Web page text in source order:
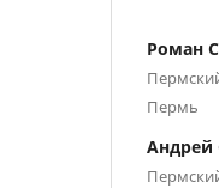
Роман
Пермь
Андрей